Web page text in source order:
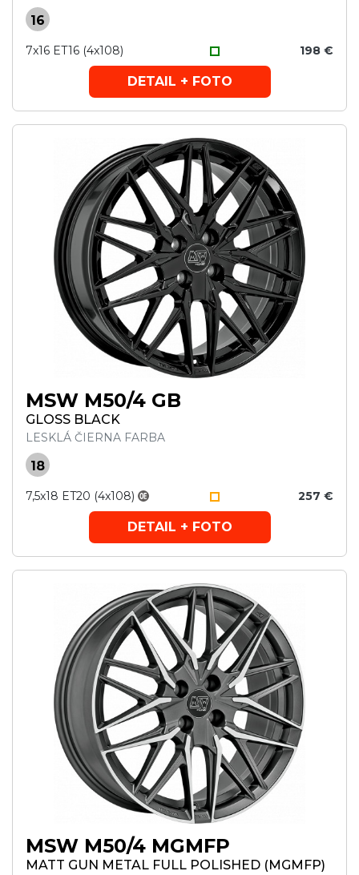
16
7x16 ET16 (4x108) 198 €
DETAIL + FOTO
MSW M50/4 GB
GLOSS BLACK
LESKLÁ ČIERNA FARBA
18
7,5x18 ET20 (4x108) 257 €
DETAIL + FOTO
MSW M50/4 MGMFP
MATT GUN METAL FULL POLISHED (MGMFP)